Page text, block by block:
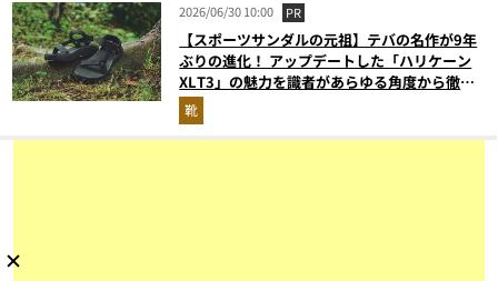
2026/06/30 10:00 PR
【スポーツサンダルの元祖】テバの名作が9年
ぶりの進化！ アップデートした「ハリケーン
XLT3」の魅力を識者があらゆる角度から徹底
解説！
靴